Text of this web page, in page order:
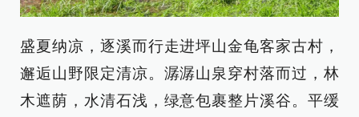
盛夏纳凉，逐溪而行走进坪山金龟客家古村，
邂逅山野限定清凉。潺潺山泉穿村落而过，林
木遮荫，水清石浅，绿意包裹整片溪谷。平缓